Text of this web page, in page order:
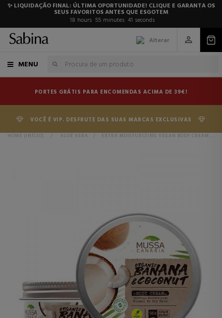
✨ LIQUIDAÇÃO FINAL: ÚLTIMA OPORTUNIDADE! CLIQUE E GARANTA OS
SEUS FAVORITOS ANTES QUE ESGOTEM
18 hours 55 minutes 40 seconds
Alterar
MENU
PORTES GRÁTIS PARA ENCOMENDAS ACIMA DE 39€!
VOCÊ É VIP. DESFRUTE DAS SUAS MARCAS EXCLUSIVAS
HOME (INÍCIO) > ALOÉ VERA > EXTRA MOISTURIZING VEGAN BODY CREAM WITH NATURAL COCONUT OIL AND COCONUT BUTTER